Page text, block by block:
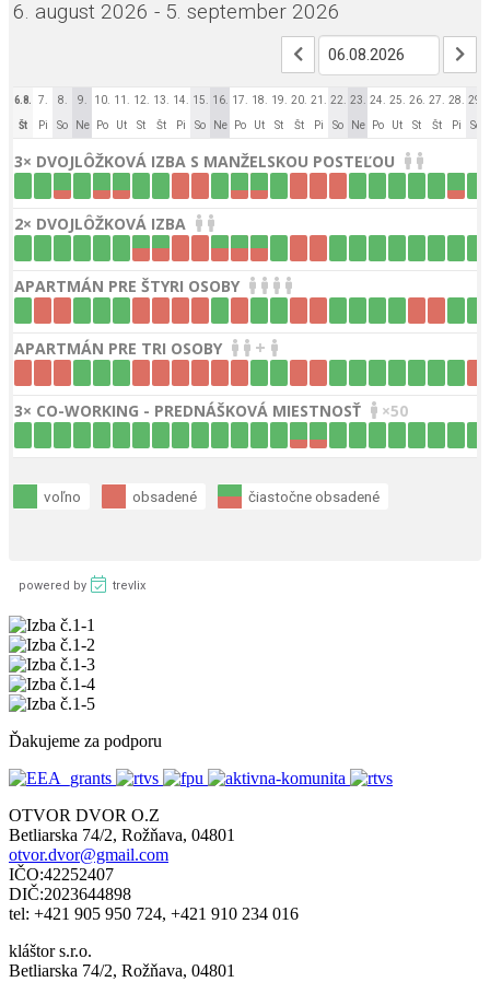
Ďakujeme za podporu
OTVOR DVOR O.Z
Betliarska 74/2, Rožňava, 04801
otvor.dvor@gmail.com
IČO:42252407
DIČ:2023644898
tel: +421 905 950 724, +421 910 234 016
kláštor s.r.o.
Betliarska 74/2, Rožňava, 04801